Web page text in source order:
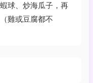
球、炒海瓜子，再
雞或豆腐都不